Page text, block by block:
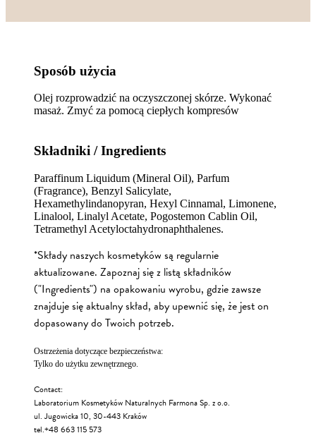
Sposób użycia
Olej rozprowadzić na oczyszczonej skórze. Wykonać
masaż. Zmyć za pomocą ciepłych kompresów
Składniki / Ingredients
Paraffinum Liquidum (Mineral Oil), Parfum
(Fragrance), Benzyl Salicylate,
Hexamethylindanopyran, Hexyl Cinnamal, Limonene,
Linalool, Linalyl Acetate, Pogostemon Cablin Oil,
Tetramethyl Acetyloctahydronaphthalenes.
*Składy naszych kosmetyków są regularnie
aktualizowane. Zapoznaj się z listą składników
("Ingredients") na opakowaniu wyrobu, gdzie zawsze
znajduje się aktualny skład, aby upewnić się, że jest on
dopasowany do Twoich potrzeb.
Ostrzeżenia dotyczące bezpieczeństwa:
Tylko do użytku zewnętrznego.
Contact:
Laboratorium Kosmetyków Naturalnych Farmona Sp. z o.o.
ul. Jugowicka 10, 30-443 Kraków
tel.+48 663 115 573